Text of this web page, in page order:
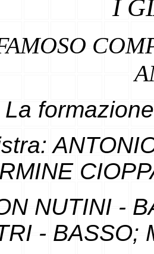
I
La
NUTINI -
- BASSO;